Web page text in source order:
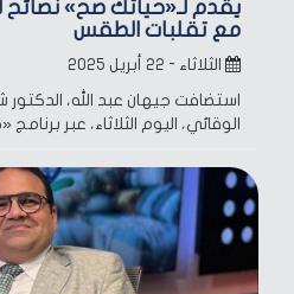
يقدم لـ«حياتك صح» نصائح
مع تقلبات الطقس
الثلاثاء - ٢٢ أبريل ٢٠٢٥
استضافت جيهان عبد الله،
الوقائي، اليوم الثلاثاء، عبر